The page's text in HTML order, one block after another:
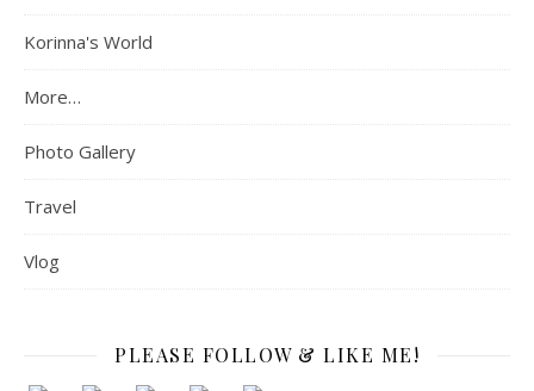
Korinna's World
More…
Photo Gallery
Travel
Vlog
PLEASE FOLLOW & LIKE ME!